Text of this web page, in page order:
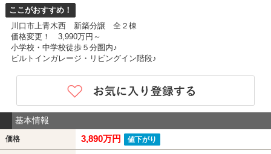
ここがおすすめ！
川口市上青木西 新築分譲 全２棟
価格変更！ 3,990万円～
小学校・中学校徒歩５分圏内♪
ビルトインガレージ・リビングイン階段♪
基本情報
価格 3,890万円 値下がり